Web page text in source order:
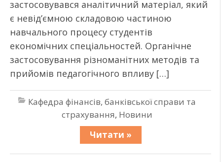
застосовувався аналітичний матеріал, який
є невід’ємною складовою частиною
навчального процесу студентів
економічних спеціальностей. Органічне
застосовування різноманітних методів та
прийомів педагогічного впливу […]
Кафедра фінансів, банківської справи та
страхування, Новини
Читати »